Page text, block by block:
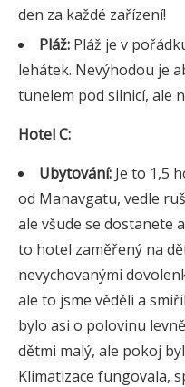
den za každé zařízení!
Pláž: Pláž je v
lehátek. Nevýhodou je
tunelem pod silnicí, ale
Hotel C:
Ubytování: Je to 1,5
od Manavgatu, vedle
ale všude se dostanete
to hotel zaměřený na
nevychovanými
ale to jsme věděli a
bylo asi o polovinu
dětmi malý, ale pokoj
Klimatizace fungovala,